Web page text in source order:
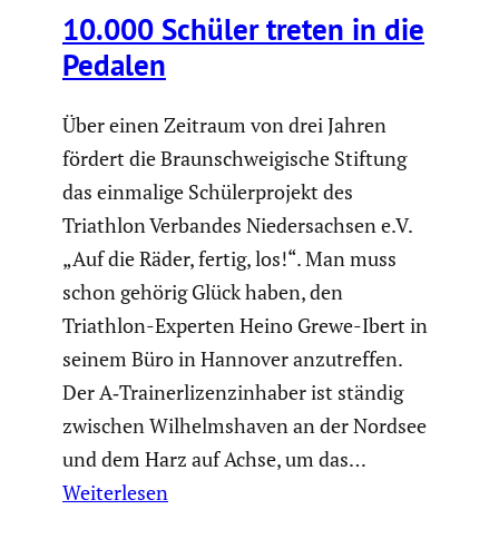
10.000 Schüler treten in die
Pedalen
Über einen Zeitraum von drei Jahren
fördert die Braun­schwei­gi­sche Stiftung
das einmalige Schüler­pro­jekt des
Triathlon Verbandes Nieder­sachsen e.V.
„Auf die Räder, fertig, los!“. Man muss
schon gehörig Glück haben, den
Triathlon-Experten Heino Grewe-Ibert in
seinem Büro in Hannover anzutreffen.
Der A‑Trainerlizenzinhaber ist ständig
zwischen Wilhelms­haven an der Nordsee
und dem Harz auf Achse, um das…
Weiterlesen